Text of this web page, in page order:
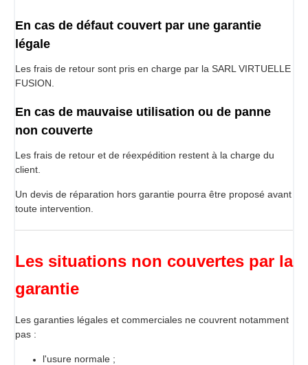
En cas de défaut couvert par une garantie
légale
Les frais de retour sont pris en charge par la SARL VIRTUELLE
FUSION.
En cas de mauvaise utilisation ou de panne
non couverte
Les frais de retour et de réexpédition restent à la charge du
client.
Un devis de réparation hors garantie pourra être proposé avant
toute intervention.
Les situations non couvertes par la
garantie
Les garanties légales et commerciales ne couvrent notamment
pas :
l'usure normale ;